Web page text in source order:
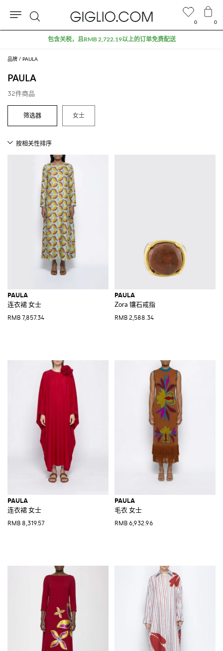
品牌 PAULA
PAULA
32件商品
女士
PAULA
连衣裙 女士
RMB 7,857.34
PAULA
Zora 镶石戒指
RMB 2,588.34
PAULA
连衣裙 女士
RMB 8,319.57
PAULA
毛衣 女士
RMB 6,932.96
0 0
折扣专区额外九折